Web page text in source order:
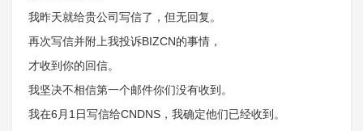
我昨天就给贵公司写信了，但无回复。
再次写信并附上我投诉BIZCN的事情，
才收到你的回信。
我坚决不相信第一个邮件你们没有收到。
我在6月1日写信给CNDNS，我确定他们已经收到。